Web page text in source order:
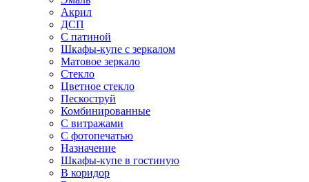
Акрил
ДСП
С патиной
Шкафы-купе с зеркалом
Матовое зеркало
Стекло
Цветное стекло
Пескоструй
Комбинированные
С витражами
С фотопечатью
Назначение
Шкафы-купе в гостиную
В коридор